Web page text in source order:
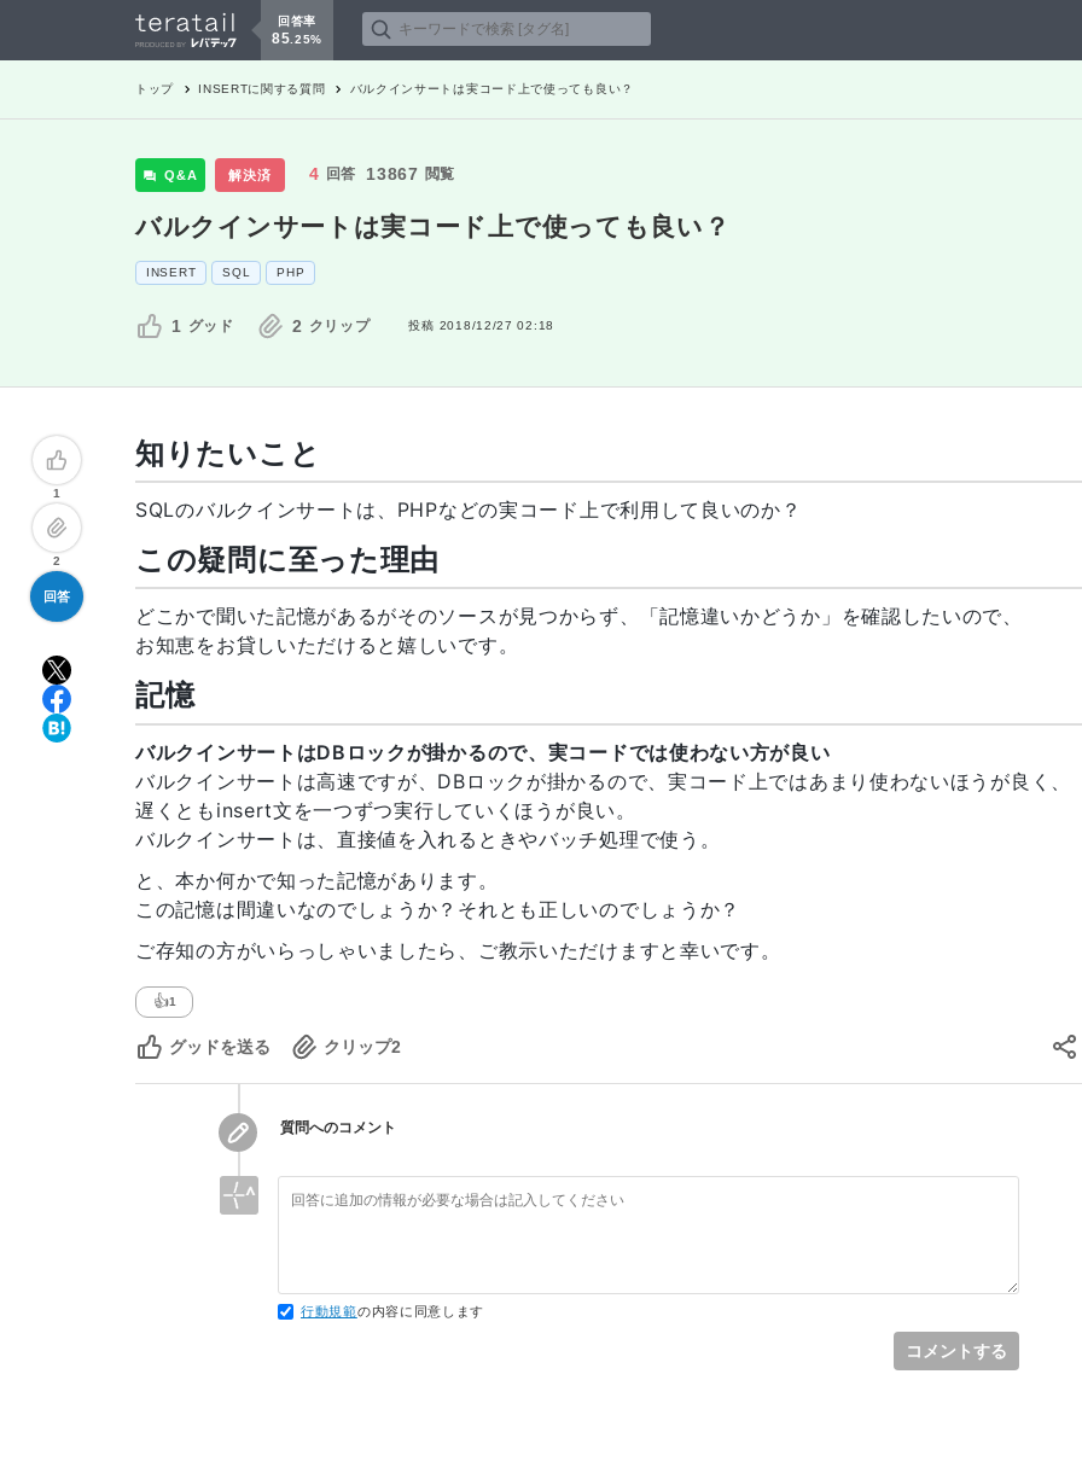
回答率
85 25%
トップ INSERTに関する質問 バルクインサートは実コード上で使っても良い？
Q&A 解決済 4 回答 13867 閲覧
バルクインサートは実コード上で使っても良い？
INSERT SQL PHP
1 グッド 2 クリップ 投稿 2018/12/27 02:18
1
2
回答
知りたいこと
SQLのバルクインサートは、PHPなどの実コード上で利用して良いのか？
この疑問に至った理由
どこかで聞いた記憶があるがそのソースが見つからず、「記憶違いかどうか」を確認したいので、
お知恵をお貸しいただけると嬉しいです。
記憶
バルクインサートはDBロックが掛かるので、実コードでは使わない方が良い
バルクインサートは高速ですが、DBロックが掛かるので、実コード上ではあまり使わないほうが良く、
遅くともinsert文を一つずつ実行していくほうが良い。
バルクインサートは、直接値を入れるときやバッチ処理で使う。
と、本か何かで知った記憶があります。
この記憶は間違いなのでしょうか？それとも正しいのでしょうか？
ご存知の方がいらっしゃいましたら、ご教示いただけますと幸いです。
👍1
グッドを送る クリップ2
質問へのコメント
行動規範の内容に同意します
コメントする